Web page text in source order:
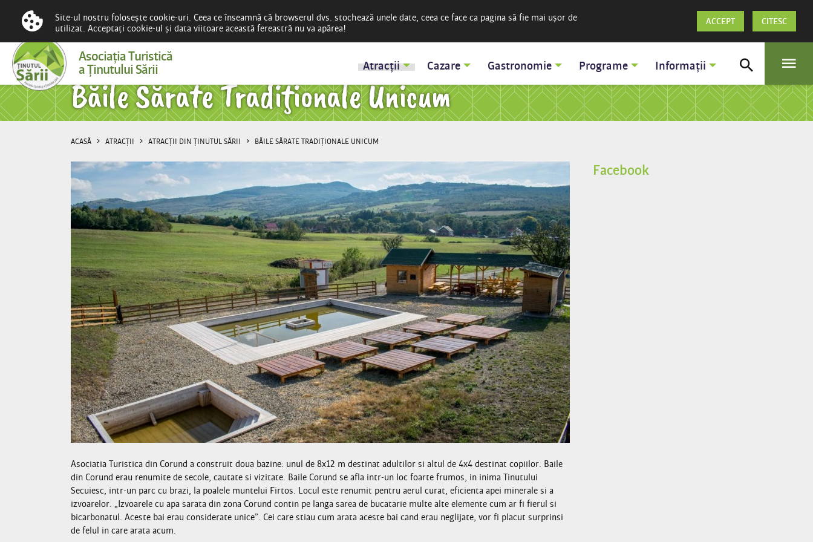
Asociaţia Turistică
a Ţinutului Sării Atracții Cazare Gastronomie Programe Informații
Băile Sărate Tradiţionale Unicum
ACASĂ ATRACȚII ATRACȚII DIN ȚINUTUL SĂRII BĂILE SĂRATE TRADIŢIONALE UNICUM
Asociatia Turistica din Corund a construit doua bazine: unul de 8x12 m destinat adultilor si altul de 4x4 destinat copiilor. Baile
din Corund erau renumite de secole, cautate si vizitate. Baile Corund se afla intr-un loc foarte frumos, in inima Tinutului
Secuiesc, intr-un parc cu brazi, la poalele muntelui Firtos. Locul este renumit pentru aerul curat, eficienta apei minerale si a
izvoarelor. „Izvoarele cu apa sarata din zona Corund contin pe langa sarea de bucatarie multe alte elemente cum ar fi fierul si
bicarbonatul. Aceste bai erau considerate unice”. Cei care stiau cum arata aceste bai cand erau neglijate, vor fi placut surprinsi
de felul in care arata acum.
Facebook
Site-ul nostru folosește cookie-uri. Ceea ce înseamnă că browserul dvs. stochează unele date, ceea ce face ca pagina să fie mai ușor de
utilizat. Acceptați cookie-ul și data viitoare această fereastră nu va apărea!
CITESC
ACCEPT